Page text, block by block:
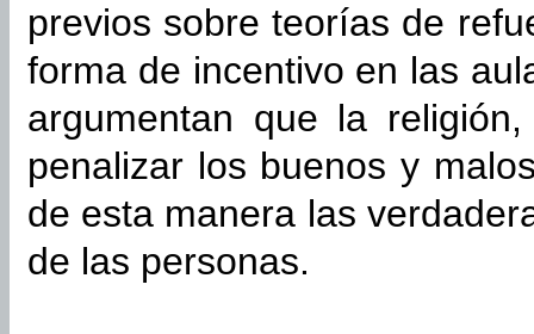
previos sobre teorías de
forma de incentivo en las
argumentan que la
penalizar los buenos y
de esta manera las
de las personas.